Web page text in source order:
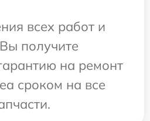
всех работ и
получите
на ремонт
сроком на все